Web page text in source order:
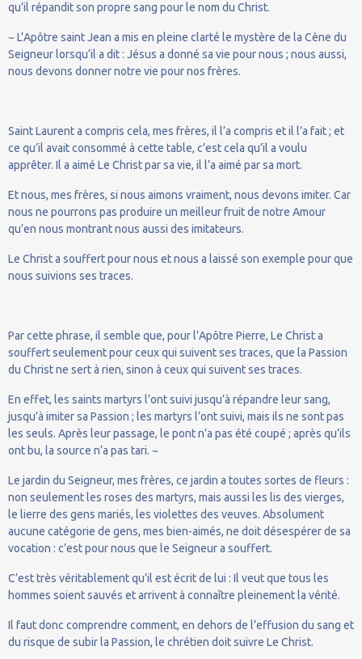
qu’il répandit son propre sang pour le nom du Christ.
~ L’Apôtre saint Jean a mis en pleine clarté le mystère de la Cène du
Seigneur lorsqu’il a dit : Jésus a donné sa vie pour nous ; nous aussi,
nous devons donner notre vie pour nos frères.
Saint Laurent a compris cela, mes frères, il l’a compris et il l’a fait ; et
ce qu’il avait consommé à cette table, c’est cela qu’il a voulu
apprêter. Il a aimé Le Christ par sa vie, il l’a aimé par sa mort.
Et nous, mes frères, si nous aimons vraiment, nous devons imiter. Car
nous ne pourrons pas produire un meilleur fruit de notre Amour
qu’en nous montrant nous aussi des imitateurs.
Le Christ a souffert pour nous et nous a laissé son exemple pour que
nous suivions ses traces.
Par cette phrase, il semble que, pour l’Apôtre Pierre, Le Christ a
souffert seulement pour ceux qui suivent ses traces, que la Passion
du Christ ne sert à rien, sinon à ceux qui suivent ses traces.
En effet, les saints martyrs l’ont suivi jusqu’à répandre leur sang,
jusqu’à imiter sa Passion ; les martyrs l’ont suivi, mais ils ne sont pas
les seuls. Après leur passage, le pont n’a pas été coupé ; après qu’ils
ont bu, la source n’a pas tari. ~
Le jardin du Seigneur, mes frères, ce jardin a toutes sortes de fleurs :
non seulement les roses des martyrs, mais aussi les lis des vierges,
le lierre des gens mariés, les violettes des veuves. Absolument
aucune catégorie de gens, mes bien-aimés, ne doit désespérer de sa
vocation : c’est pour nous que le Seigneur a souffert.
C’est très véritablement qu’il est écrit de lui : Il veut que tous les
hommes soient sauvés et arrivent à connaître pleinement la vérité.
Il faut donc comprendre comment, en dehors de l’effusion du sang et
du risque de subir la Passion, le chrétien doit suivre Le Christ.